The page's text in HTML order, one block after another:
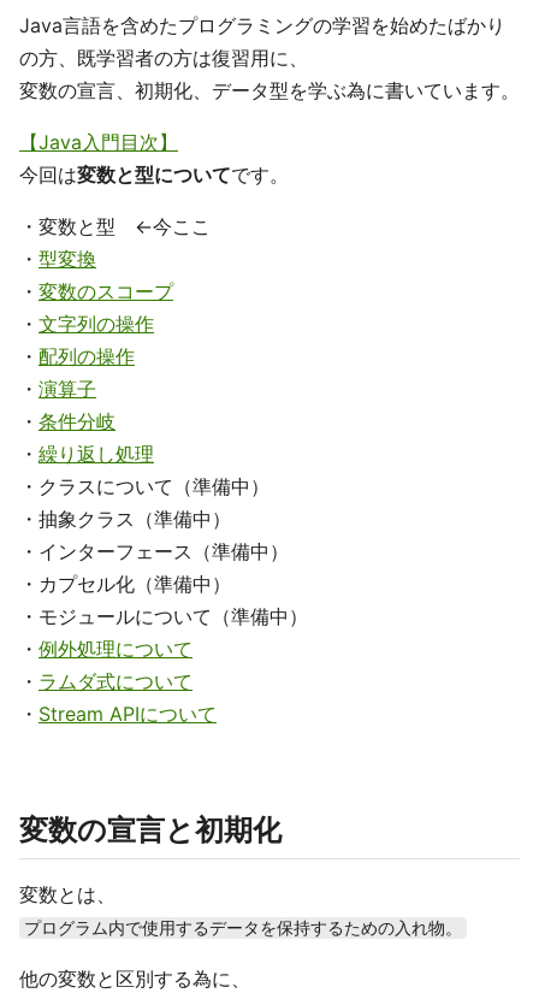
Java言語を含めたプログラミングの学習を始めたばかり
の方、既学習者の方は復習用に、
変数の宣言、初期化、データ型を学ぶ為に書いています。
【Java入門目次】
今回は変数と型についてです。
・変数と型 ←今ここ
・ 型変換
・ 変数のスコープ
・ 文字列の操作
・ 配列の操作
・ 演算子
・ 条件分岐
・ 繰り返し処理
・クラスについて（準備中）
・抽象クラス（準備中）
・インターフェース（準備中）
・カプセル化（準備中）
・モジュールについて（準備中）
・ 例外処理について
・ ラムダ式について
・ Stream APIについて
変数の宣言と初期化
変数とは、
プログラム内で使用するデータを保持するための入れ物。
他の変数と区別する為に、